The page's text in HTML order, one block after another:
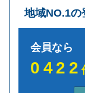
地域NO.1の
会員なら
0422